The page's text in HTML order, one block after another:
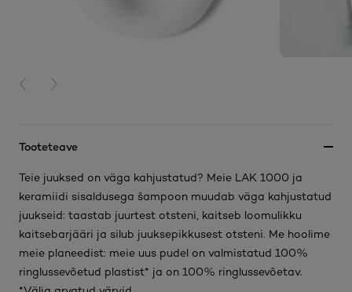
PREVIOUS CARD
NEXT CARD
Tooteteave
Teie juuksed on väga kahjustatud? Meie LAK 1000 ja
keramiidi sisaldusega šampoon muudab väga kahjustatud
juukseid: taastab juurtest otsteni, kaitseb loomulikku
kaitsebarjääri ja silub juuksepikkusest otsteni. Me hoolime
meie planeedist: meie uus pudel on valmistatud 100%
ringlussevõetud plastist* ja on 100% ringlussevõetav.